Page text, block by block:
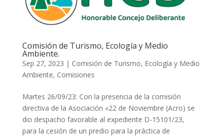
Comisión de Turismo, Ecología y Medio
Ambiente.
Sep 27, 2023 | Comisión de Turismo, Ecología y Medio
Ambiente, Comisiones
Martes 26/09/23: Con la presencia de la comisión
directiva de la Asociación «22 de Noviembre (Acro) se
dio despacho favorable al expediente D-15101/23,
para la cesión de un predio para la práctica de